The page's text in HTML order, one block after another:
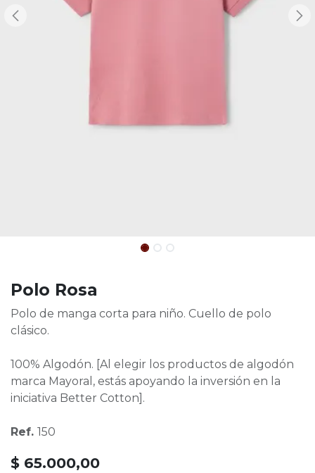
Polo Rosa
Polo de manga corta para niño. Cuello de polo
clásico.
100% Algodón. [Al elegir los productos de algodón
marca Mayoral, estás apoyando la inversión en la
iniciativa Better Cotton].
Ref. 150
$ 65.000,00